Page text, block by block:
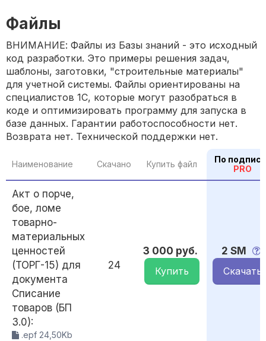
Файлы
ВНИМАНИЕ: Файлы из Базы знаний - это исходный
код разработки. Это примеры решения задач,
шаблоны, заготовки, "строительные материалы"
для учетной системы. Файлы ориентированы на
специалистов 1С, которые могут разобраться в
коде и оптимизировать программу для запуска в
базе данных. Гарантии работоспособности нет.
Возврата нет. Технической поддержки нет.
Наименование Скачано Купить файл
По
PRO
Акт о порче,
бое, ломе
товарно-
материальных
ценностей
(ТОРГ-15) для
документа
Списание
товаров (БП
3.0):
.epf 24,50Kb
24
3 000 руб.
Купить
2 SM
Скачать